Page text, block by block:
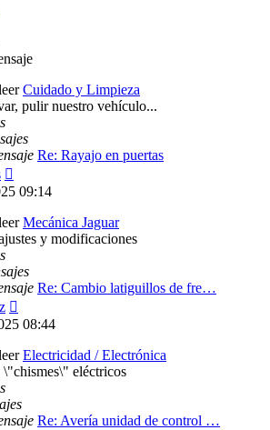
Cuidado y Limpieza
pulir nuestro vehículo...
Re: Rayajo en puertas
último
09:14
Mecánica Jaguar
y modificaciones
Re: Cambio latiguillos de fre…
último
08:44
Electricidad / Electrónica
eléctricos
Re: Avería unidad de control …